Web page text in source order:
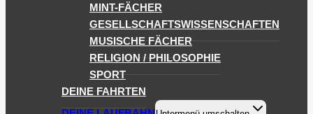
MINT-FÄCHER
GESELLSCHAFTSWISSENSCHAFTEN
MUSISCHE FÄCHER
RELIGION / PHILOSOPHIE
SPORT
DEINE FAHRTEN